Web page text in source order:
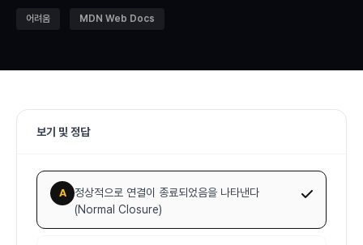
어려움 MDN Web Docs
보기 및 정답
A
정상적으로 연결이 종료되었음을 나타낸다
(Normal Closure)